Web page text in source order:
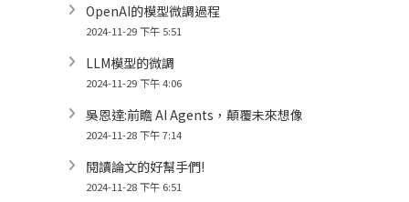
OpenAI的模型微調過程
2024-11-29 下午 5:51
LLM模型的微調
2024-11-29 下午 4:06
吳恩達:前瞻 AI Agents，顛覆未來想像
2024-11-28 下午 7:14
閱讀論文的好幫手們!
2024-11-28 下午 6:51